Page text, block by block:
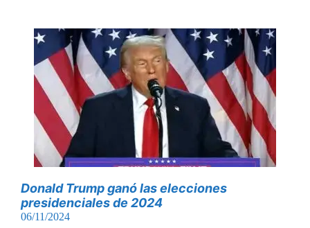
Donald Trump ganó las elecciones
presidenciales de 2024
06/11/2024